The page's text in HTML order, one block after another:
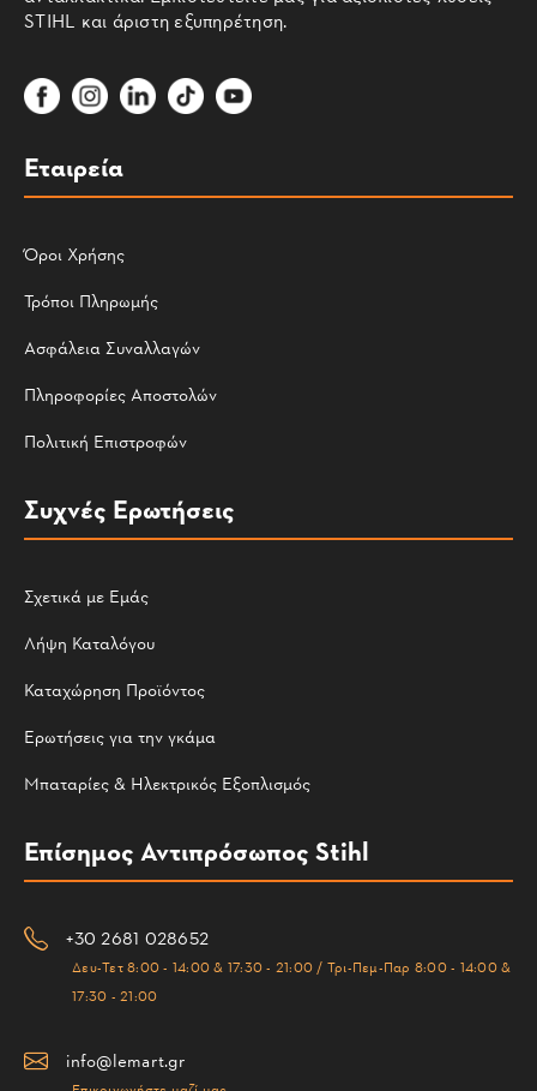
STIHL και άριστη εξυπηρέτηση.
Εταιρεία
Όροι Χρήσης
Τρόποι Πληρωμής
Ασφάλεια Συναλλαγών
Πληροφορίες Αποστολών
Πολιτική Επιστροφών
Συχνές Ερωτήσεις
Σχετικά με Εμάς
Λήψη Καταλόγου
Καταχώρηση Προϊόντος
Ερωτήσεις για την γκάμα
Μπαταρίες & Ηλεκτρικός Εξοπλισμός
Επίσημος Αντιπρόσωπος Stihl
+30 2681 028652
Δευ-Τετ 8:00 - 14:00 & 17:30 - 21:00 / Τρι-Πεμ-Παρ 8:00 - 14:00 &
17:30 - 21:00
info@lemart.gr